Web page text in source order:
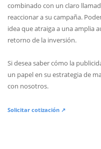
combinado con un claro
reaccionar a su campaña.
idea que atraiga a una amplia
retorno de la inversión.
Si desea saber cómo la
un papel en su estrategia de
con nosotros.
Solicitar cotización ↗